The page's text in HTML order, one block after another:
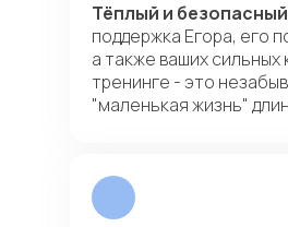
Тёплый и безопасный
поддержка Егора, его
а также ваших сильных
тренинге - это
"маленькая жизнь"